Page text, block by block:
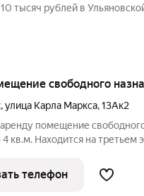
тысяч рублей в
свободного
,улица Карла Маркса,13Ак2
помещение
кв.м. Находится на третьем
информацией позвоните по
или
телефон